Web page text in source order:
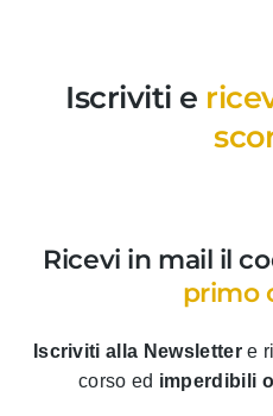
Iscriviti e
Ricevi in mail il
primo
Iscriviti alla Newslettere
corso ed imperdibili